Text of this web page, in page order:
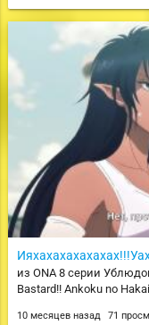
из ONA 8 серии
Bastard!! Ankoku no
10 месяцев назад 71